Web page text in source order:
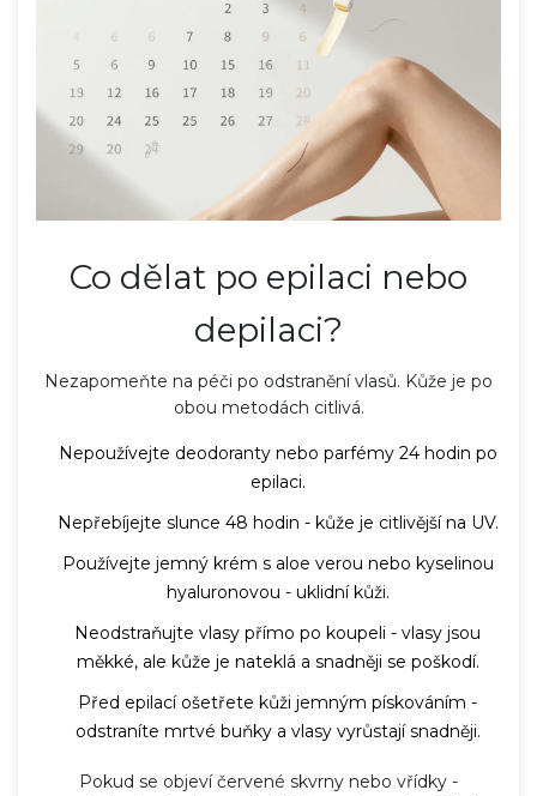
Co dělat po epilaci nebo
depilaci?
Nezapomeňte na péči po odstranění vlasů. Kůže je po
obou metodách citlivá.
Nepoužívejte deodoranty nebo parfémy 24 hodin po
epilaci.
Nepřebíjejte slunce 48 hodin - kůže je citlivější na UV.
Používejte jemný krém s aloe verou nebo kyselinou
hyaluronovou - uklidní kůži.
Neodstraňujte vlasy přímo po koupeli - vlasy jsou
měkké, ale kůže je nateklá a snadněji se poškodí.
Před epilací ošetřete kůži jemným pískováním -
odstraníte mrtvé buňky a vlasy vyrůstají snadněji.
Pokud se objeví červené skvrny nebo vřídky -